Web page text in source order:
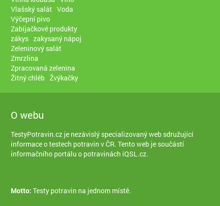
Vlašský salát Voda
Výčepní pivo
Zabíjačkové produkty
zákys zakysaný nápoj
Zeleninový salát
Zmrzlina
Zpracovaná zelenina
Žitný chléb Žvýkačky
O webu
TestyPotravin.cz je nezávislý specializovaný web sdružující
informace o testech potravin v ČR. Tento web je součástí
informačního portálu o potravinách iQSL.cz.
Motto: Testy potravin na jednom místě.